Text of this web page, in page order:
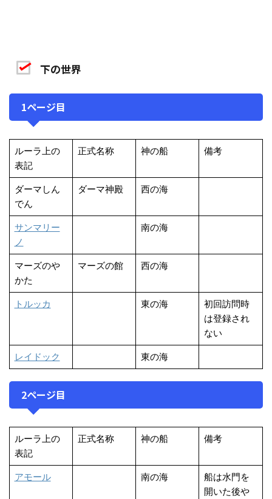
下の世界
1ページ目
ルーラ上の
表記
正式名称 神の船 備考
ダーマしん
でん
ダーマ神殿 西の海
サンマリー
ノ
南の海
マーズのや
かた
マーズの館 西の海
トルッカ 東の海
初回訪問時
は登録され
ない
レイドック 東の海
2ページ目
ルーラ上の
表記
正式名称 神の船 備考
アモール 南の海
船は水門を
開いた後や